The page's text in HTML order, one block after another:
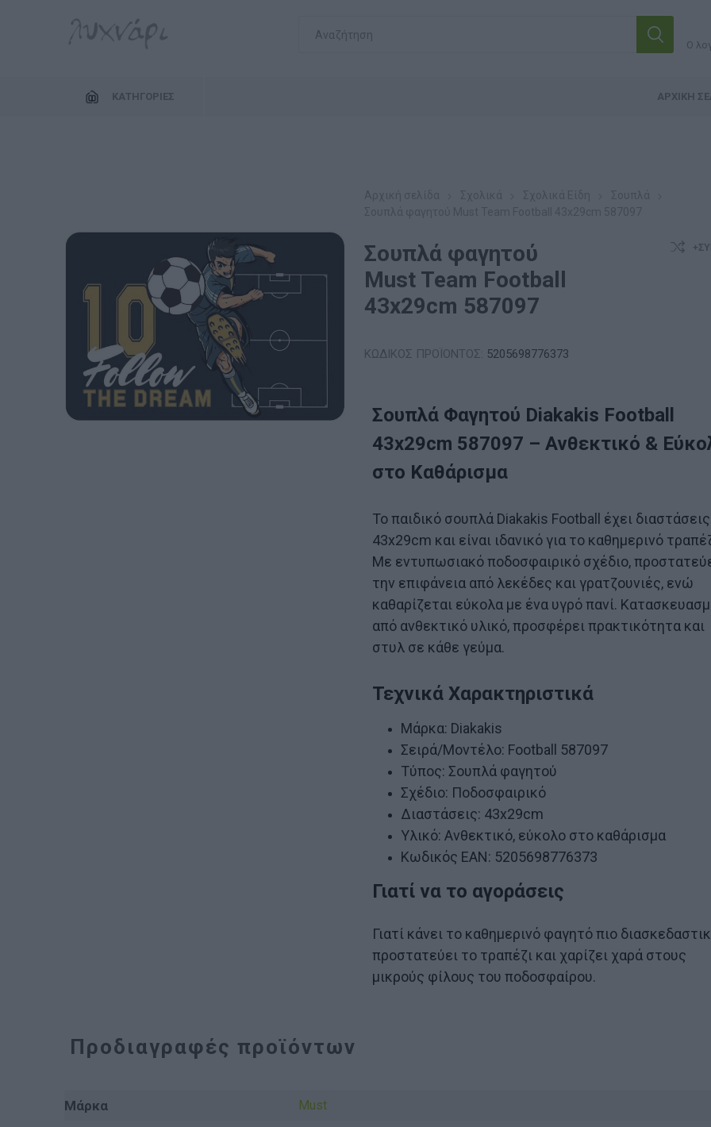
Ο
ΚΑΤΗΓΟΡΊΕΣ ΑΡΧΙΚΉ
Σουπλά φαγητού
Must Team Football
43x29cm 587097
ΚΩΔΙΚΟΣ ΠΡΟΪΟΝΤΟΣ: 5205698776373
Σουπλά Φαγητού Diakakis Football
43x29cm 587097 – Ανθεκτικό &
στο Καθάρισμα
Το παιδικό σουπλά Diakakis Football έχει διαστάσεις
43x29cm και είναι ιδανικό για το καθημερινό
Με εντυπωσιακό ποδοσφαιρικό σχέδιο,
την επιφάνεια από λεκέδες και γρατζουνιές, ενώ
καθαρίζεται εύκολα με ένα υγρό πανί.
από ανθεκτικό υλικό, προσφέρει πρακτικότητα και
στυλ σε κάθε γεύμα.
Τεχνικά Χαρακτηριστικά
Μάρκα: Diakakis
Σειρά/Μοντέλο: Football 587097
Τύπος: Σουπλά φαγητού
Σχέδιο: Ποδοσφαιρικό
Διαστάσεις: 43x29cm
Υλικό: Ανθεκτικό, εύκολο στο καθάρισμα
Κωδικός ΕΑΝ: 5205698776373
Γιατί να το αγοράσεις
Γιατί κάνει το καθημερινό φαγητό πιο
προστατεύει το τραπέζι και χαρίζει χαρά στους
μικρούς φίλους του ποδοσφαίρου.
Προδιαγραφές προϊόντων
Μάρκα Must